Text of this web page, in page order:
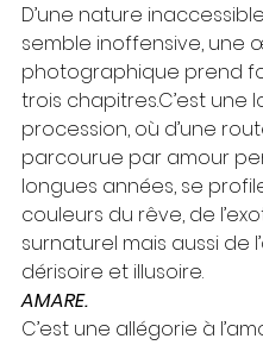
D’une nature
semble inoffensive, une
photographique prend
trois chapitres.C’est une
procession, où d’une
parcourue par amour
longues années, se
couleurs du rêve, de
surnaturel mais aussi de
dérisoire et illusoire.
AMARE.
C’est une allégorie à